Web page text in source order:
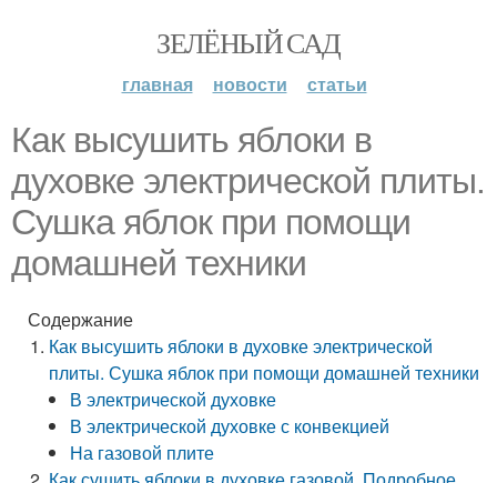
ЗЕЛЁНЫЙ САД
главная новости статьи
Как высушить яблоки в
духовке электрической плиты.
Сушка яблок при помощи
домашней техники
Содержание
Как высушить яблоки в духовке электрической
плиты. Сушка яблок при помощи домашней техники
В электрической духовке
В электрической духовке с конвекцией
На газовой плите